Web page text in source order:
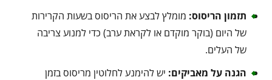
תזמון הריסוס: מומלץ לבצע את הריסוס בשעות הקרירות
של היום (בוקר מוקדם או לקראת ערב) כדי למנוע צריבה
של העלים.
הגנה על מאביקים: יש להימנע לחלוטין מריסוס בזמן